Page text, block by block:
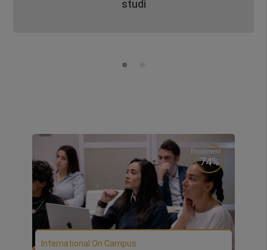
studi
Enrollment
74%
International On Campus